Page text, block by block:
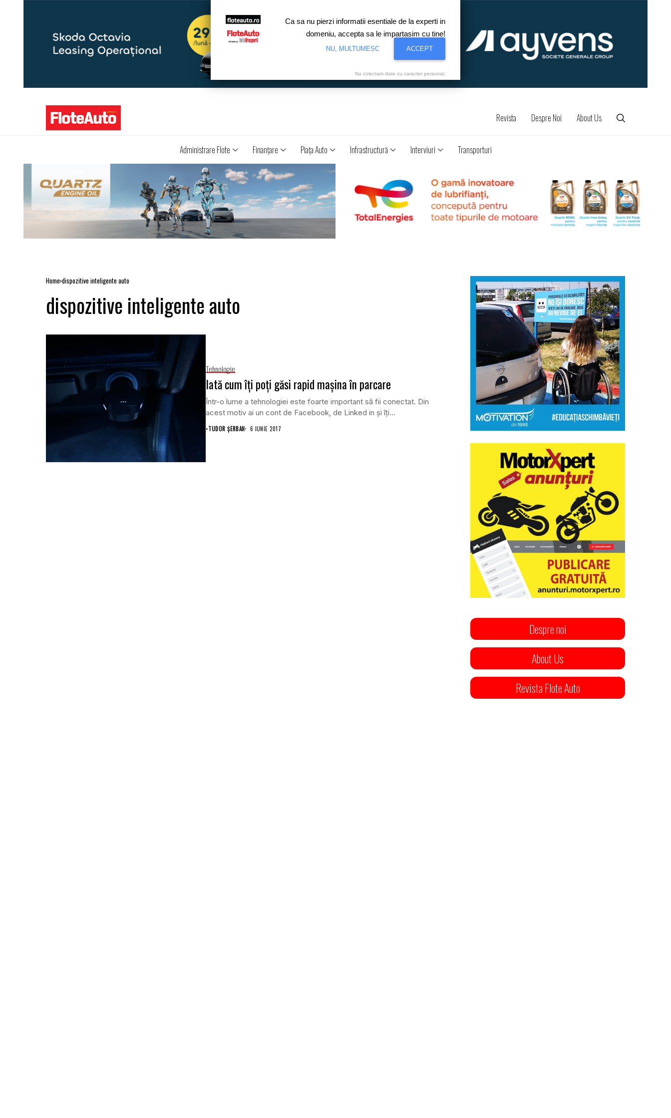
Revista Despre Noi About Us
Administrare Flote Finanţare Piaţa Auto Infrastructură Interviuri Transporturi
Home dispozitive inteligente auto
dispozitive inteligente auto
Tehnologie
Iată cum îți poți găsi rapid mașina în parcare
Într-o lume a tehnologiei este foarte important să fii conectat. Din
acest motiv ai un cont de Facebook, de Linked in și îți...
•TUDOR ȘERBAN 6 IUNIE 2017
Despre noi
About Us
Revista Flote Auto
Ca sa nu pierzi informatii esentiale de la experti in
domeniu, accepta sa le impartasim cu tine!
NU, MULTUMESC ACCEPT
Nu colectam date cu caracter personal.